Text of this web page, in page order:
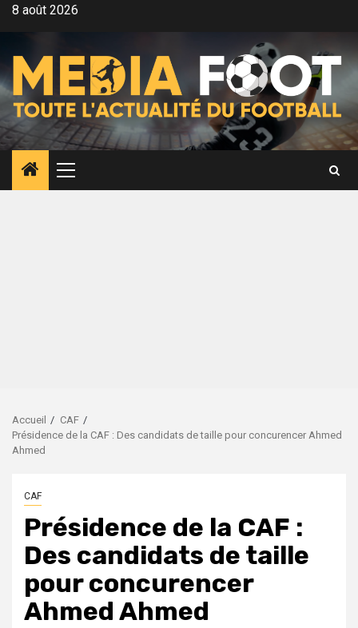
Aller8 août 2026
Menu
principal
Accueil
CAF
Présidence de la CAF : Des candidats de taille pour concurencer Ahmed
Ahmed
CAF
Présidence de la CAF :
Des candidats de taille
pour concurencer
Ahmed Ahmed